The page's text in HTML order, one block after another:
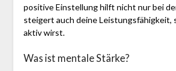
positive Einstellung hilft nicht nur bei
steigert auch deine Leistungsfähigkeit,
aktiv wirst.
Was ist mentale Stärke?